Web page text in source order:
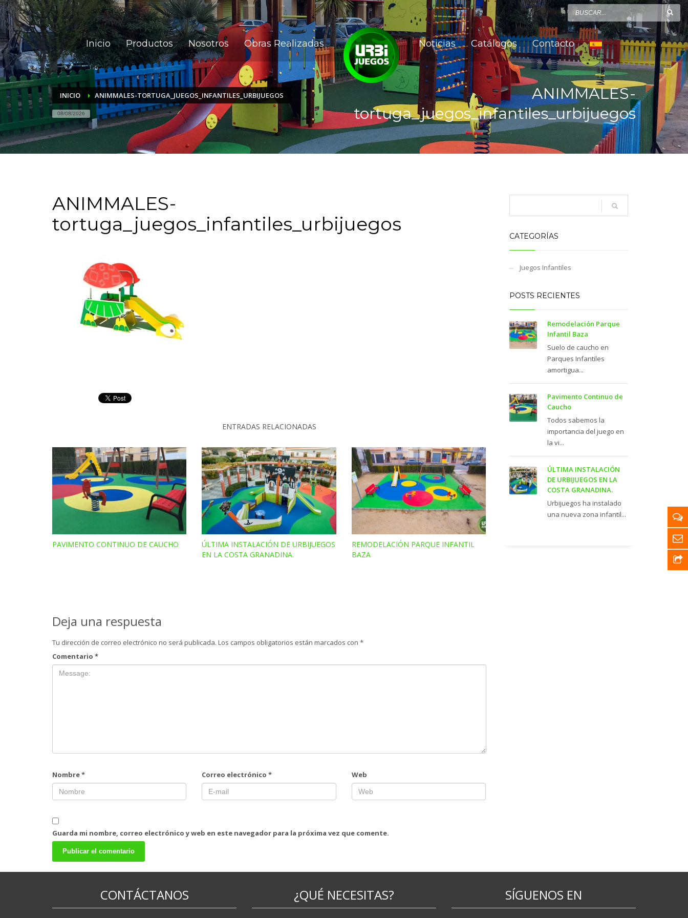
Inicio Productos Nosotros Obras Realizadas Noticias Catálogos Contacto
INICIO ANIMMALES-TORTUGA_JUEGOS_INFANTILES_URBIJUEGOS
08/08/2026
ANIMMALES-
tortuga_juegos_infantiles_urbijuegos
Matrícula
Historial
Coche
ANIMMALES-
tortuga_juegos_infantiles_urbijuegos
ENTRADAS RELACIONADAS
PAVIMENTO CONTINUO DE CAUCHO
ÚLTIMA INSTALACIÓN DE URBIJUEGOS
EN LA COSTA GRANADINA.
REMODELACIÓN PARQUE INFANTIL
BAZA
Deja una respuesta
Tu dirección de correo electrónico no será publicada. Los campos obligatorios están marcados con *
Comentario *
Nombre* Correo electrónico* Web
Guarda mi nombre, correo electrónico y web en este navegador para la próxima vez que comente.
CATEGORÍAS
Juegos Infantiles
POSTS RECIENTES
Remodelación Parque
Infantil Baza
Suelo de caucho en
Parques Infantiles
amortigua...
Pavimento Continuo de
Caucho
Todos sabemos la
importancia del juego en
la vi...
ÚLTIMA INSTALACIÓN
DE URBIJUEGOS EN LA
COSTA GRANADINA.
Urbijuegos ha instalado
una nueva zona infantil...
CONTÁCTANOS ¿QUÉ NECESITAS? SÍGUENOS EN